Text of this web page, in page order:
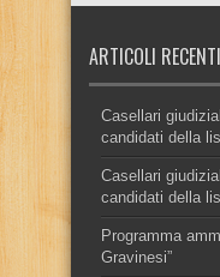
ARTICOLI RECENTI
Casellari
candidati della
Casellari
candidati della
Programma
Gravinesi”